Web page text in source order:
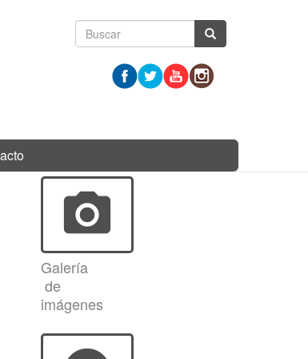
Formulario
búsqueda
photo_camera
Galería
de
imágenes